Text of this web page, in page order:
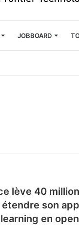
JOBBOARD
lève 40
son
en